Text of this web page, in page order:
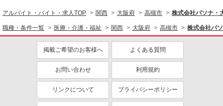
アルバイト・バイト・求人TOP 関西 大阪府 高槻市 株式会社パソナ・
職種・条件一覧 医療・介護・福祉 関西 大阪府 高槻市 株式会社パ
掲載ご希望のお客様へ よくある質問
お問い合わせ 利用規約
リンクについて プライバシーポリシー